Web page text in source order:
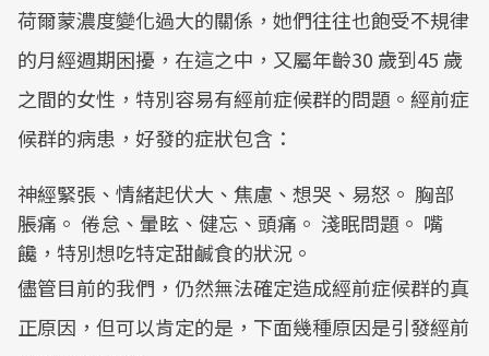
荷爾蒙濃度變化過大的關係，她們往往也飽受不規律
的月經週期困擾，在這之中，又屬年齡30 歲到45 歲
之間的女性，特別容易有經前症候群的問題。經前症
候群的病患，好發的症狀包含：
神經緊張、情緒起伏大、焦慮、想哭、易怒。 胸部
脹痛。 倦怠、暈眩、健忘、頭痛。 淺眠問題。 嘴
饞，特別想吃特定甜鹹食的狀況。
儘管目前的我們，仍然無法確定造成經前症候群的真
正原因，但可以肯定的是，下面幾種原因是引發經前